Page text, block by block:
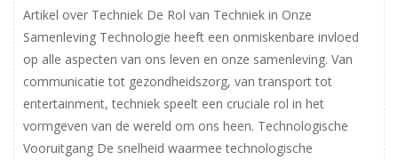
Artikel over Techniek De Rol van Techniek in Onze
Samenleving Technologie heeft een onmiskenbare invloed
op alle aspecten van ons leven en onze samenleving. Van
communicatie tot gezondheidszorg, van transport tot
entertainment, techniek speelt een cruciale rol in het
vormgeven van de wereld om ons heen. Technologische
Vooruitgang De snelheid waarmee technologische